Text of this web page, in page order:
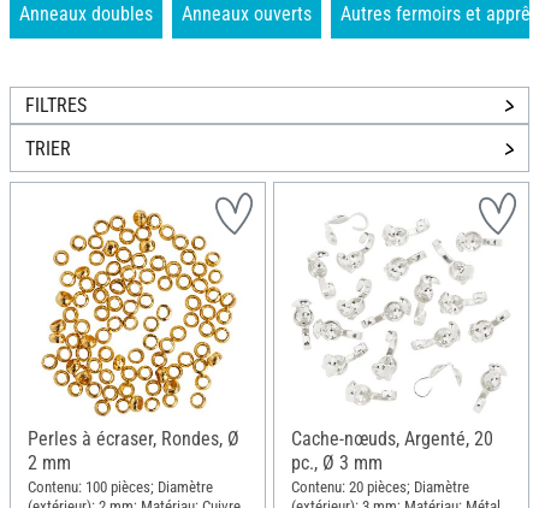
Anneaux doubles Anneaux ouverts Autres fermoirs et
FILTRES
TRIER
Perles à écraser, Rondes, Ø
2 mm
Contenu: 100 pièces; Diamètre
Cache-nœuds, Argenté, 20
pc., Ø 3 mm
Contenu: 20 pièces; Diamètre